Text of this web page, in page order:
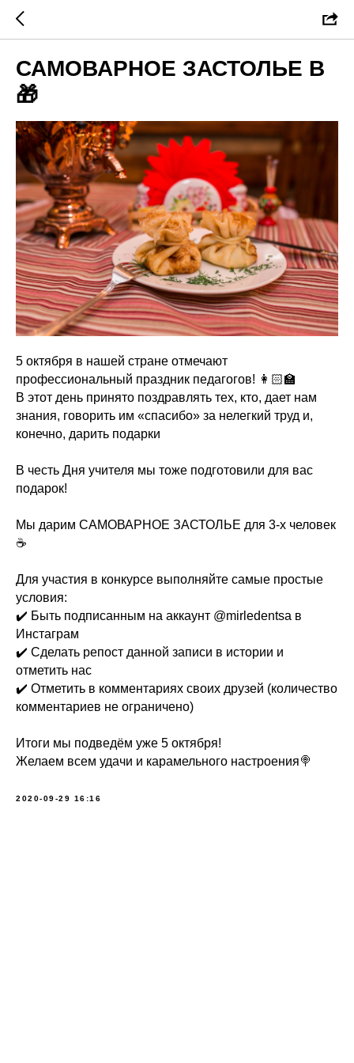
САМОВАРНОЕ ЗАСТОЛЬЕ В
🎁
5 октября в нашей стране отмечают
профессиональный праздник педагогов! 👩🏻🏫
В этот день принято поздравлять тех, кто, дает нам
знания, говорить им «спасибо» за нелегкий труд и,
конечно, дарить подарки
В честь Дня учителя мы тоже подготовили для вас
подарок!
Мы дарим САМОВАРНОЕ ЗАСТОЛЬЕ для 3-х человек
☕️
Для участия в конкурсе выполняйте самые простые
условия:
✔️ Быть подписанным на аккаунт @mirledentsa в
Инстаграм
✔️ Сделать репост данной записи в истории и
отметить нас
✔️ Отметить в комментариях своих друзей (количество
комментариев не ограничено)
Итоги мы подведём уже 5 октября!
Желаем всем удачи и карамельного настроения🍭
2020-09-29 16:16